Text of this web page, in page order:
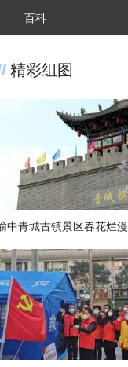
百科
精彩组图
中青城古镇景区春花烂漫